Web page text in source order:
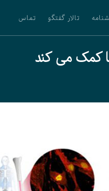
تالار گفتگو تماس
کمک می کند